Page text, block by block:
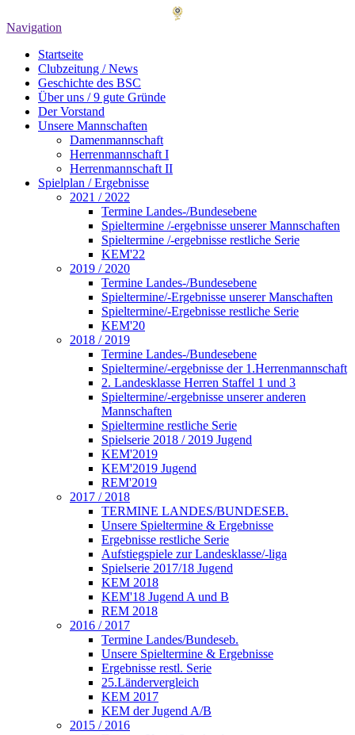
Navigation
Startseite
Clubzeitung / News
Geschichte des BSC
Über uns / 9 gute Gründe
Der Vorstand
Unsere Mannschaften
Damenmannschaft
Herrenmannschaft I
Herrenmannschaft II
Spielplan / Ergebnisse
2021 / 2022
Termine Landes-/Bundesebene
Spieltermine /-ergebnisse unserer Mannschaften
Spieltermine /-ergebnisse restliche Serie
KEM'22
2019 / 2020
Termine Landes-/Bundesebene
Spieltermine/-Ergebnisse unserer Manschaften
Spieltermine/-Ergebnisse restliche Serie
KEM'20
2018 / 2019
Termine Landes-/Bundesebene
Spieltermine/-ergebnisse der 1.Herrenmannschaft
2. Landesklasse Herren Staffel 1 und 3
Spieltermine/-ergebnisse unserer anderen
Mannschaften
Spieltermine restliche Serie
Spielserie 2018 / 2019 Jugend
KEM'2019
KEM'2019 Jugend
REM'2019
2017 / 2018
TERMINE LANDES/BUNDESEB.
Unsere Spieltermine & Ergebnisse
Ergebnisse restliche Serie
Aufstiegspiele zur Landesklasse/-liga
Spielserie 2017/18 Jugend
KEM 2018
KEM'18 Jugend A und B
REM 2018
2016 / 2017
Termine Landes/Bundeseb.
Unsere Spieltermine & Ergebnisse
Ergebnisse restl. Serie
25.Ländervergleich
KEM 2017
KEM der Jugend A/B
2015 / 2016